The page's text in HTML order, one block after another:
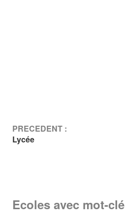
PRECEDENT :
Lycée
Ecoles avec mot-clé